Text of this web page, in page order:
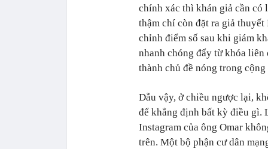
chính xác thì khán giả cần
thậm chí còn đặt ra giả
chỉnh điểm số sau khi giám
nhanh chóng đẩy từ khóa
thành chủ đề nóng trong cộng
Dẫu vậy, ở chiều ngược lại,
để khẳng định bất kỳ điều gì.
Instagram của ông Omar
trên. Một bộ phận cư dân